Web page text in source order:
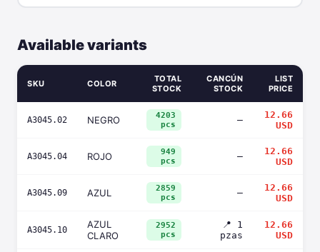
Available variants
SKU COLOR
TOTAL
STOCK
CANCÚN
STOCK
LIST
PRICE
A3045.02 NEGRO
4203
pcs
—
12.66
USD
A3045.04 ROJO
949
pcs
—
12.66
USD
A3045.09 AZUL
2859
pcs
—
12.66
USD
A3045.10
AZUL
CLARO
2952
pcs
📍 1
pzas
12.66
USD